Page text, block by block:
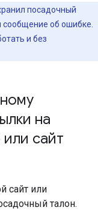
посадочный
сообщение об ошибке.
и без
на
сайт
сайт или
талон.